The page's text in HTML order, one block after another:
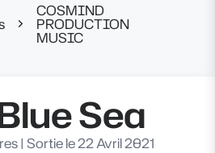
COSMIND
PRODUCTION
MUSIC
Sea
| Sortie le 22 Avril 2021